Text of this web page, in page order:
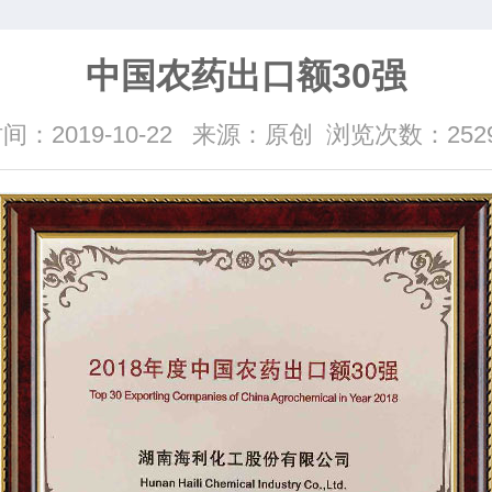
中国农药出口额30强
：2019-10-22 来源：原创 浏览次数：